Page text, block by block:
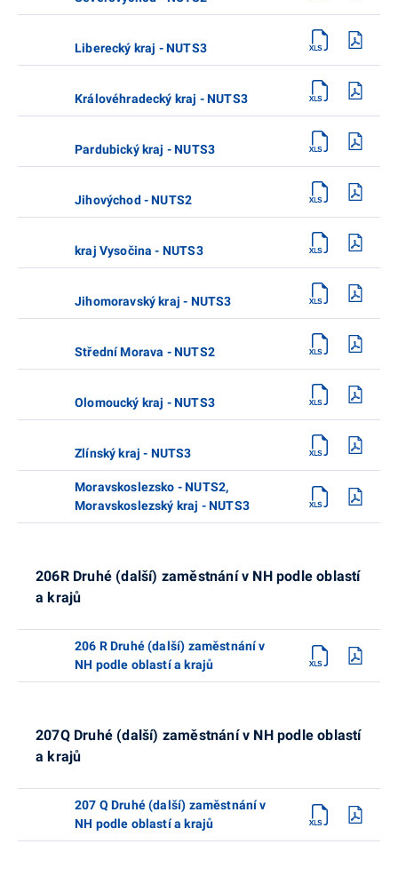
Liberecký kraj - NUTS3
Královéhradecký kraj - NUTS3
Pardubický kraj - NUTS3
Jihovýchod - NUTS2
kraj Vysočina - NUTS3
Jihomoravský kraj - NUTS3
Střední Morava - NUTS2
Olomoucký kraj - NUTS3
Zlínský kraj - NUTS3
Moravskoslezsko - NUTS2,
Moravskoslezský kraj - NUTS3
206R Druhé (další) zaměstnání v NH podle oblastí
a krajů
206 R Druhé (další) zaměstnání v
NH podle oblastí a krajů
207Q Druhé (další) zaměstnání v NH podle oblastí
a krajů
207 Q Druhé (další) zaměstnání v
NH podle oblastí a krajů